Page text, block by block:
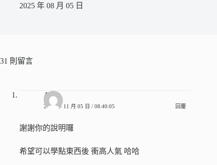
2025 年 08 月 05 日
31 則留言
Allen
2010 年 11 月 05 日 / 08:40:05 回覆
謝謝你的說明囉
希望可以學點東西後 衝高人氣 哈哈